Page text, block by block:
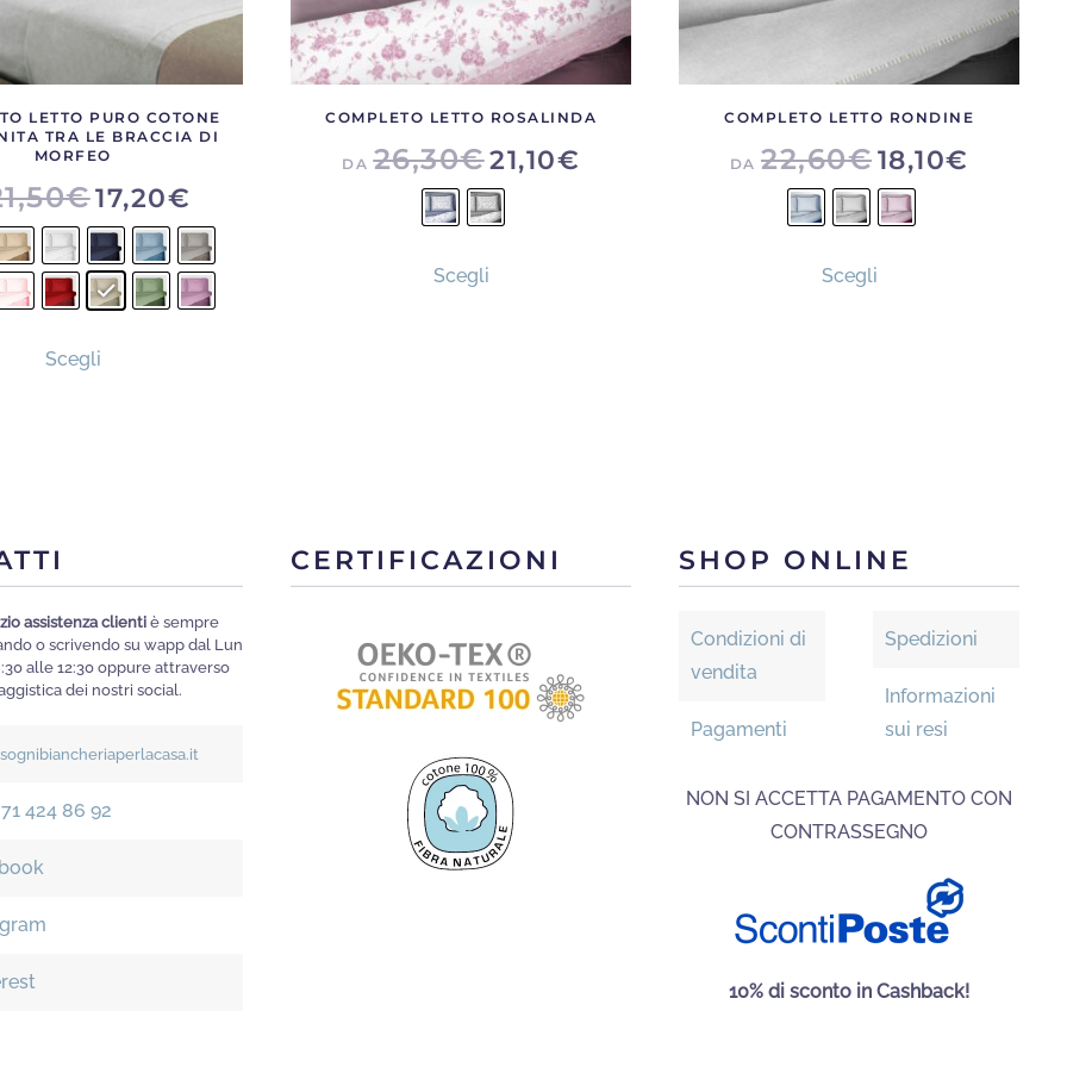
LETTO PURO COTONE
TRA LE BRACCIA DI
MORFEO
€17,20€
Scegliprodotto
scelte
nella
pagina
prodotto
COMPLETO LETTO ROSALINDA
DA26,30€21,10€
Scegliprodotto
scelte
nella
del
prodotto
COMPLETO LETTO RONDINE
DA 22,60€18,10€
Scegliprodotto
scelte
nella
del
prodotto
assistenza clienti è sempre
o scrivendo su wapp dal Lun
alle 12:30 oppure attraverso
dei nostri social.
424 86 92
CERTIFICAZIONI SHOP ONLINE
Condizioni di
vendita
Pagamenti
Spedizioni
Informazioni
sui resi
NON SI ACCETTA PAGAMENTO CON
CONTRASSEGNO
10% di sconto in Cashback!